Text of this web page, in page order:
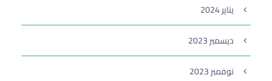
يناير 2024
ديسمبر 2023
نوفمبر 2023